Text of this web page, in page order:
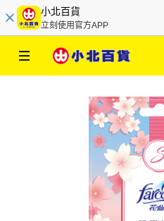
小北百貨
立刻使用官方APP